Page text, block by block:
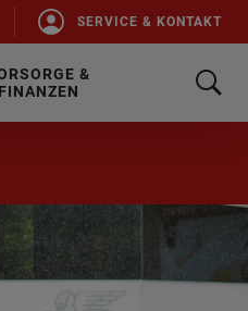
SER­VICE & KON­TAKT
&
FINANZEN